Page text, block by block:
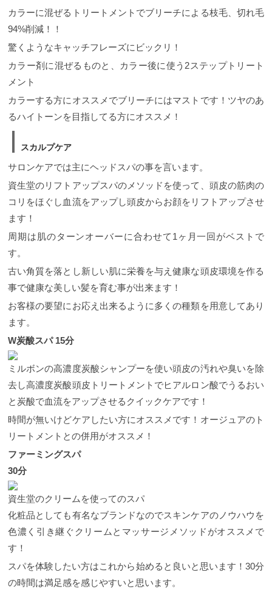
カラーに混ぜるトリートメントでブリーチによる枝毛、切れ毛
94%削減！！
驚くようなキャッチフレーズにビックリ！
カラー剤に混ぜるものと、カラー後に使う2ステップトリート
メント
カラーする方にオススメでブリーチにはマストです！ツヤのあ
るハイトーンを目指してる方にオススメ！
スカルプケア
サロンケアでは主にヘッドスパの事を言います。
資生堂のリフトアップスパのメソッドを使って、頭皮の筋肉の
コリをほぐし血流をアップし頭皮からお顔をリフトアップさせ
ます！
周期は肌のターンオーバーに合わせて1ヶ月一回がベストで
す。
古い角質を落とし新しい肌に栄養を与え健康な頭皮環境を作る
事で健康な美しい髪を育む事が出来ます！
お客様の要望にお応え出来るように多くの種類を用意してあり
ます。
W炭酸スパ 15分
ミルボンの高濃度炭酸シャンプーを使い頭皮の汚れや臭いを除
去し高濃度炭酸頭皮トリートメントでヒアルロン酸でうるおい
と炭酸で血流をアップさせるクイックケアです！
時間が無いけどケアしたい方にオススメです！オージュアのト
リートメントとの併用がオススメ！
ファーミングスパ
30分
資生堂のクリームを使ってのスパ
化粧品としても有名なブランドなのでスキンケアのノウハウを
色濃く引き継ぐクリームとマッサージメソッドがオススメで
す！
スパを体験したい方はこれから始めると良いと思います！30分
の時間は満足感を感じやすいと思います。